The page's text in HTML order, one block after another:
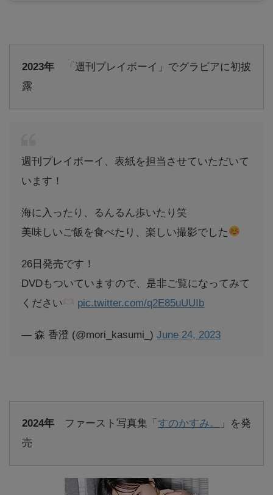
2023年 「週刊プレイボーイ」でグラビアに初披
露
週刊プレイボーイ、表紙を担当させていただいて
います！
海に入ったり、るんるん歩いたり笑
美味しいご飯を食べたり、楽しい撮影でした
26日発売です！
DVDもついていますので、是非ご覧になってみて
ください
pic.twitter.com/q2E85uUUIb
— 森 香澄 (@mori_kasumi_) June 24, 2023
2024年 ファースト写真集「 すのかすみ。
」を発
売